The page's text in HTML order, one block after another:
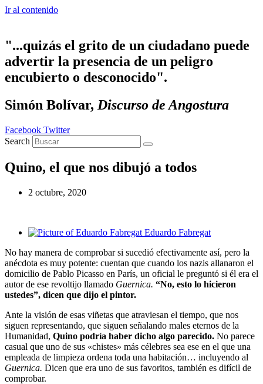
Ir al contenido
"...quizás el grito de un ciudadano puede
advertir la presencia de un peligro
encubierto o desconocido".
Simón Bolívar, Discurso de Angostura
Facebook Twitter
Search
Quino, el que nos dibujó a todos
2 octubre, 2020
Eduardo Fabregat
No hay manera de comprobar si sucedió efectivamente así, pero la
anécdota es muy potente: cuentan que cuando los nazis allanaron el
domicilio de Pablo Picasso en París, un oficial le preguntó si él era el
autor de ese revoltijo llamado Guernica. “No, esto lo hicieron
ustedes”, dicen que dijo el pintor.
Ante la visión de esas viñetas que atraviesan el tiempo, que nos
siguen representando, que siguen señalando males eternos de la
Humanidad, Quino podría haber dicho algo parecido. No parece
casual que uno de sus «chistes» más célebres sea ese en el que una
empleada de limpieza ordena toda una habitación… incluyendo al
Guernica. Dicen que era uno de sus favoritos, también es difícil de
comprobar.